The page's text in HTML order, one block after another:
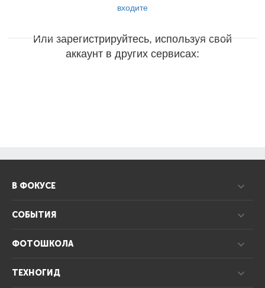
входите
Или зарегистрируйтесь, используя свой
аккаунт в других сервисах:
В ФОКУСЕ
СОБЫТИЯ
ФОТОШКОЛА
ТЕХНОГИД